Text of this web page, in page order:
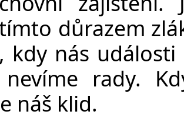
důrazem
kdy nás
rady.
náš klid.